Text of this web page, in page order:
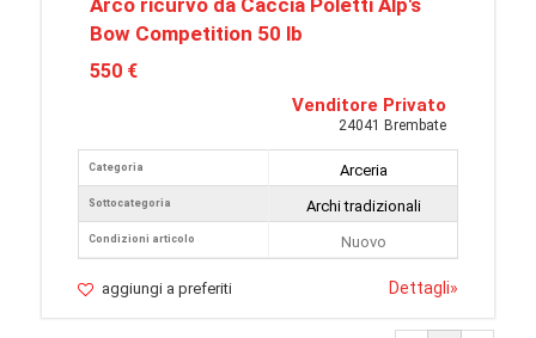
Arco ricurvo da Caccia Poletti Alp's
Bow Competition 50 lb
550 €
Venditore Privato
24041 Brembate
Categoria
Sottocategoria
Condizioni articolo
Arceria
Archi tradizionali
Nuovo
aggiungi a preferiti Dettagli»